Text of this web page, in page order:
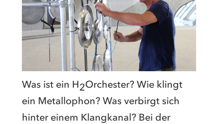
Was ist ein H2Orchester? Wie klingt
ein Metallophon? Was verbirgt sich
hinter einem Klangkanal? Bei der